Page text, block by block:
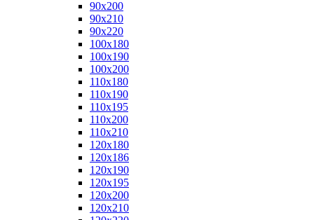
90x200
90x210
90x220
100x180
100x190
100x200
110x180
110x190
110x195
110x200
110x210
120x180
120x186
120x190
120x195
120x200
120x210